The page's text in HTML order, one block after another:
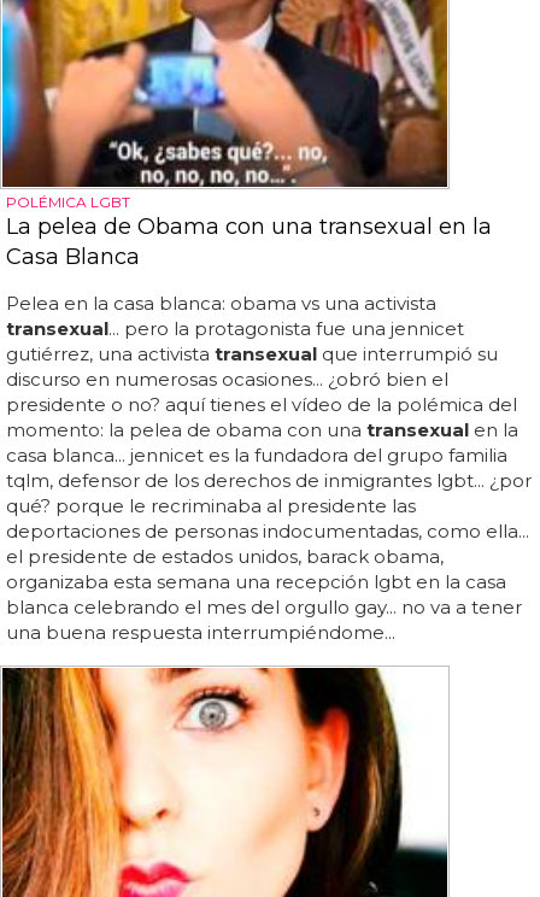
POLÉMICA LGBT
La pelea de Obama con una transexual en la
Casa Blanca
Pelea en la casa blanca: obama vs una activista
transexual... pero la protagonista fue una jennicet
gutiérrez, una activista transexual que interrumpió su
discurso en numerosas ocasiones... ¿obró bien el
presidente o no? aquí tienes el vídeo de la polémica del
momento: la pelea de obama con una transexual en la
casa blanca... jennicet es la fundadora del grupo familia
tqlm, defensor de los derechos de inmigrantes lgbt... ¿por
qué? porque le recriminaba al presidente las
deportaciones de personas indocumentadas, como ella...
el presidente de estados unidos, barack obama,
organizaba esta semana una recepción lgbt en la casa
blanca celebrando el mes del orgullo gay... no va a tener
una buena respuesta interrumpiéndome...